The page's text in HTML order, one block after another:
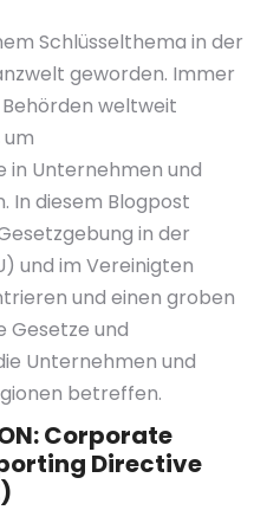
Schlüsselthema in der
geworden. Immer
weltweit
in Unternehmen und
In diesem Blogpost
in der
und im Vereinigten
und einen groben
Gesetze und
Unternehmen und
betreffen.
Corporate
Directive